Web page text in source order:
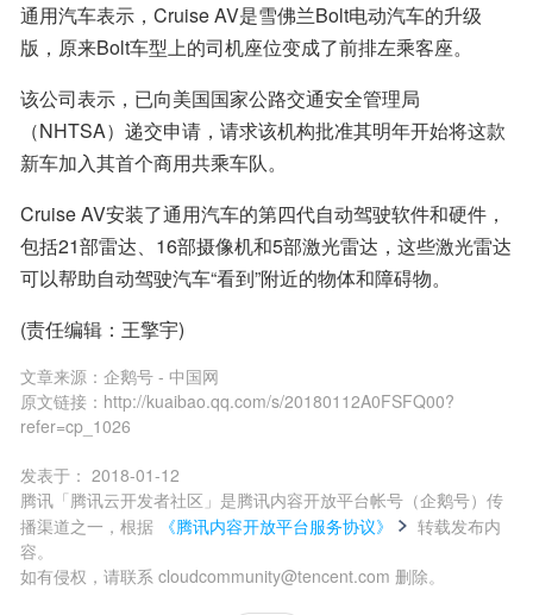
通用汽车表示，Cruise AV是雪佛兰Bolt电动汽车的升级
版，原来Bolt车型上的司机座位变成了前排左乘客座。
该公司表示，已向美国国家公路交通安全管理局
（NHTSA）递交申请，请求该机构批准其明年开始将这款
新车加入其首个商用共乘车队。
Cruise AV安装了通用汽车的第四代自动驾驶软件和硬件，
包括21部雷达、16部摄像机和5部激光雷达，这些激光雷达
可以帮助自动驾驶汽车“看到”附近的物体和障碍物。
(责任编辑：王擎宇)
文章来源： 企鹅号 - 中国网
原文链接： http://kuaibao.qq.com/s/20180112A0FSFQ00?
refer=cp_1026
发表于： 2018-01-12
腾讯「腾讯云开发者社区」是腾讯内容开放平台帐号（企鹅号）传
播渠道之一，根据
《腾讯内容开放平台服务协议》
转载发布内
容。
如有侵权，请联系 cloudcommunity@tencent.com 删除。